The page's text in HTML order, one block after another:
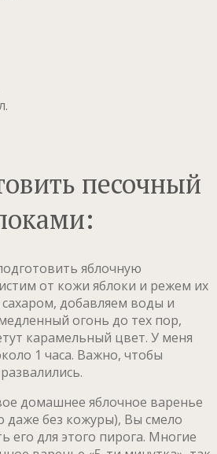
песочный
яблочную
от кожи яблоки и режем их
добавляем воды и
огонь до тех пор,
карамельный цвет. У меня
1 часа. Важно, чтобы
домашнее яблочное варенье
без кожуры), Вы смело
его для этого пирога. Многие